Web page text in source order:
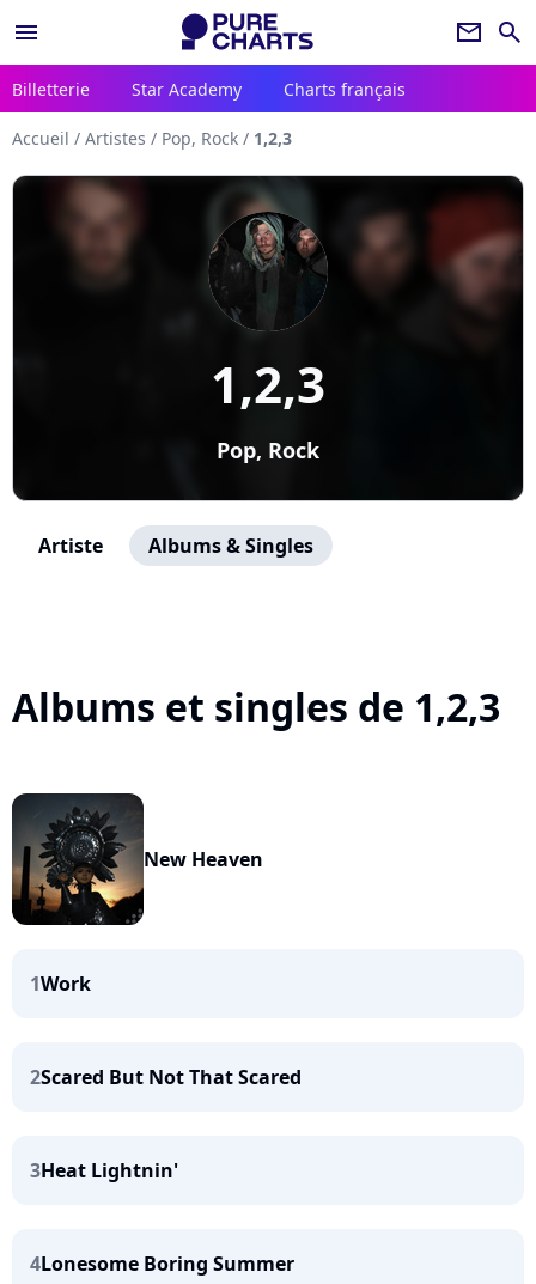
menu newsletter search
Billetterie Star Academy Charts français
Accueil / Artistes / Pop, Rock / 1,2,3
1,2,3
Pop, Rock
Artiste Albums & Singles
Albums et singles de 1,2,3
New Heaven
1Work
2Scared But Not That Scared
3Heat Lightnin'
4Lonesome Boring Summer